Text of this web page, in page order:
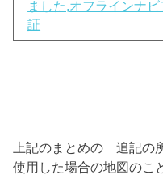
ました,オフラインナ
証
上記のまとめの 追記の
使用した場合の地図のこ